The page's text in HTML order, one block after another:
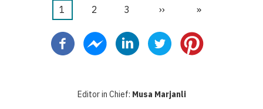
Seitennummerierung
Aktuelle
1 Seite
2 Seite
3
Nächste
››
Letzte
»
Editor in Chief: Musa Marjanli